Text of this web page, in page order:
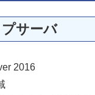
サーバ
2016